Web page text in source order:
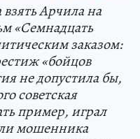
Арчила на
«Семнадцать
заказом:
«бойцов
не допустила бы,
советская
пример, играл
мошенника